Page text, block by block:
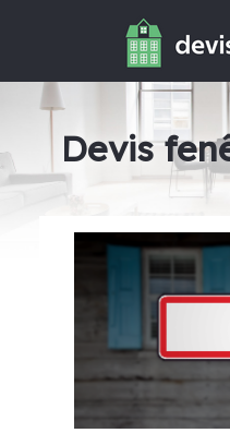
Devis